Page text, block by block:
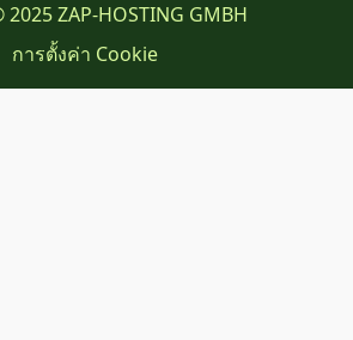
ZAP-HOSTING GMBH
การตั้งค่า Cookie